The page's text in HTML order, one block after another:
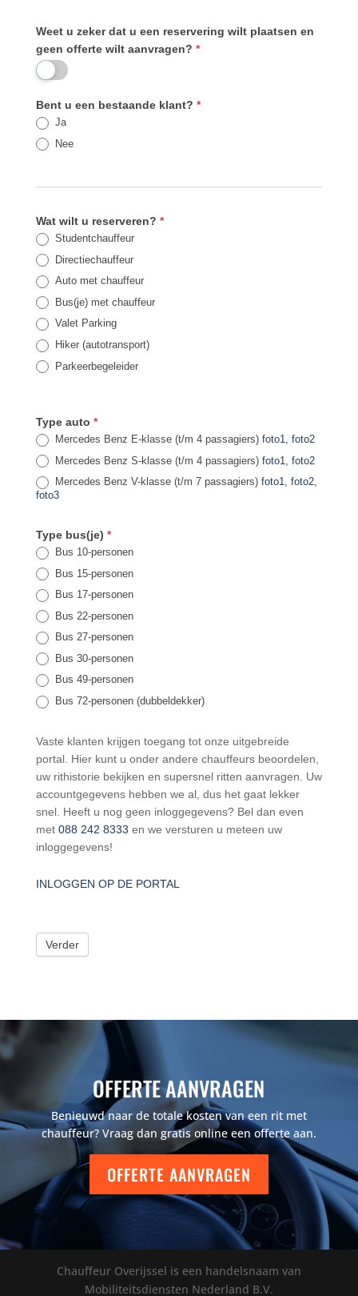
Weet u zeker dat u een reservering wilt plaatsen en
geen offerte wilt aanvragen? *
Bent u een bestaande klant? *
Ja
Nee
Wat wilt u reserveren? *
Studentchauffeur
Directiechauffeur
Auto met chauffeur
Bus(je) met chauffeur
Valet Parking
Hiker (autotransport)
Parkeerbegeleider
Type auto *
Mercedes Benz E-klasse (t/m 4 passagiers) foto1, foto2
Mercedes Benz S-klasse (t/m 4 passagiers) foto1
, foto2
Mercedes Benz V-klasse (t/m 7 passagiers) foto1, foto2,
foto3
Type bus(je) *
Bus 10-personen
Bus 15-personen
Bus 17-personen
Bus 22-personen
Bus 27-personen
Bus 30-personen
Bus 49-personen
Bus 72-personen (dubbeldekker)
Vaste klanten krijgen toegang tot onze uitgebreide
portal. Hier kunt u onder andere chauffeurs beoordelen,
uw rithistorie bekijken en supersnel ritten aanvragen. Uw
accountgegevens hebben we al, dus het gaat lekker
snel. Heeft u nog geen inloggegevens? Bel dan even
met 088 242 8333 en we versturen u meteen uw
inloggegevens!
INLOGGEN OP DE PORTAL
Verder
OFFERTE AANVRAGEN
Benieuwd naar de totale kosten van een rit met
chauffeur? Vraag dan gratis online een offerte aan.
OFFERTE AANVRAGEN
Chauffeur Overijssel is een handelsnaam van
Mobiliteitsdiensten Nederland B.V.